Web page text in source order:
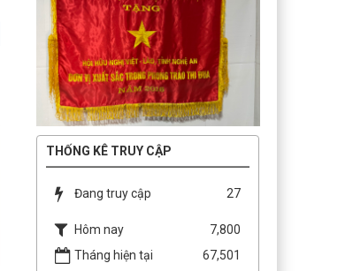
THỐNG KÊ TRUY CẬP
Đang truy cập 27
Hôm nay
7,800
Tháng hiện tại
67,501